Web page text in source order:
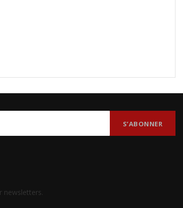
newsletters.